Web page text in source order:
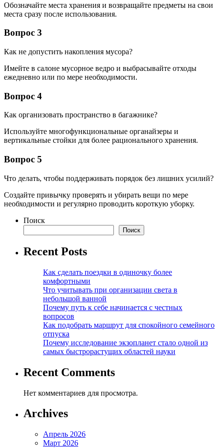
Обозначайте места хранения и возвращайте предметы на свои
места сразу после использования.
Вопрос 3
Как не допустить накопления мусора?
Имейте в салоне мусорное ведро и выбрасывайте отходы
ежедневно или по мере необходимости.
Вопрос 4
Как организовать пространство в багажнике?
Используйте многофункциональные органайзеры и
вертикальные стойки для более рационального хранения.
Вопрос 5
Что делать, чтобы поддерживать порядок без лишних усилий?
Создайте привычку проверять и убирать вещи по мере
необходимости и регулярно проводить короткую уборку.
Поиск
Поиск
Recent Posts
Как сделать поездки в одиночку более
комфортными
Что учитывать при организации света в
небольшой ванной
Почему путь к себе начинается с честных
вопросов
Как подобрать маршрут для спокойного семейного
отпуска
Почему исследование экзопланет стало одной из
самых быстрорастущих областей науки
Recent Comments
Нет комментариев для просмотра.
Archives
Апрель 2026
Март 2026